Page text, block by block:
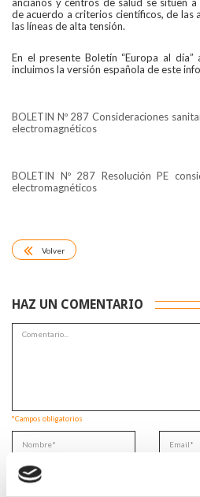
ancianos y centros de salud se sitúen
de acuerdo a criterios científicos, de las
las líneas de alta tensión.
En el presente Boletín “Europa al
incluimos la versión española de este
BOLETIN Nº 287 Consideraciones
electromagnéticos
BOLETIN Nº 287 Resolución PE
electromagnéticos
Volver
HAZ UN COMENTARIO
*Campos obligatorios